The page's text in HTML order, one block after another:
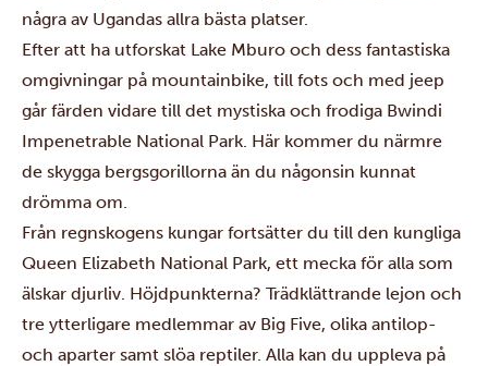
några av Ugandas allra bästa platser.
Efter att ha utforskat Lake Mburo och dess fantastiska
omgivningar på mountainbike, till fots och med jeep
går färden vidare till det mystiska och frodiga Bwindi
Impenetrable National Park. Här kommer du närmre
de skygga bergsgorillorna än du någonsin kunnat
drömma om.
Från regnskogens kungar fortsätter du till den kungliga
Queen Elizabeth National Park, ett mecka för alla som
älskar djurliv. Höjdpunkterna? Trädklättrande lejon och
tre ytterligare medlemmar av Big Five, olika antilop-
och aparter samt slöa reptiler. Alla kan du uppleva på